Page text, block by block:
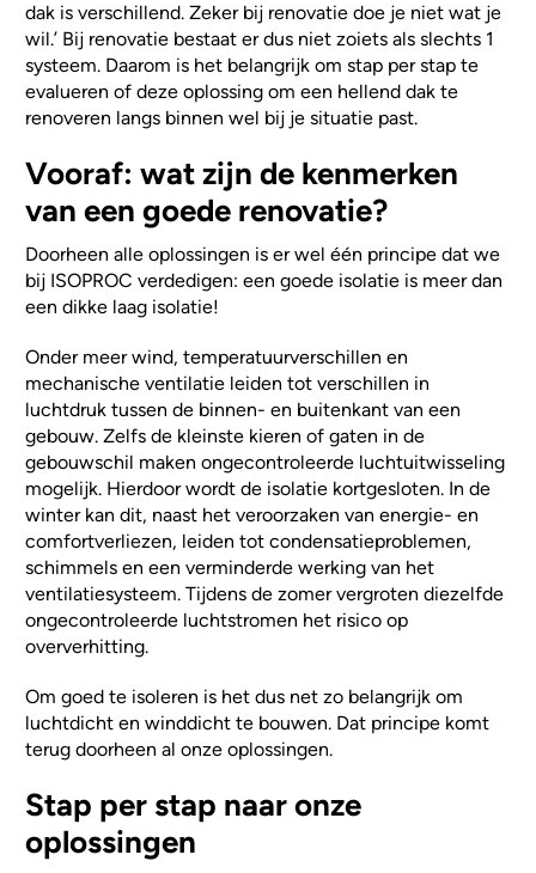
dak is verschillend. Zeker bij renovatie doe je niet wat je
wil.’ Bij renovatie bestaat er dus niet zoiets als slechts 1
systeem. Daarom is het belangrijk om stap per stap te
evalueren of deze oplossing om een hellend dak te
renoveren langs binnen wel bij je situatie past.
Vooraf: wat zijn de kenmerken
van een goede renovatie?
Doorheen alle oplossingen is er wel één principe dat we
bij ISOPROC verdedigen: een goede isolatie is meer dan
een dikke laag isolatie!
Onder meer wind, temperatuurverschillen en
mechanische ventilatie leiden tot verschillen in
luchtdruk tussen de binnen- en buitenkant van een
gebouw. Zelfs de kleinste kieren of gaten in de
gebouwschil maken ongecontroleerde luchtuitwisseling
mogelijk. Hierdoor wordt de isolatie kortgesloten. In de
winter kan dit, naast het veroorzaken van energie- en
comfortverliezen, leiden tot condensatieproblemen,
schimmels en een verminderde werking van het
ventilatiesysteem. Tijdens de zomer vergroten diezelfde
ongecontroleerde luchtstromen het risico op
oververhitting.
Om goed te isoleren is het dus net zo belangrijk om
luchtdicht en winddicht te bouwen. Dat principe komt
terug doorheen al onze oplossingen.
Stap per stap naar onze
oplossingen